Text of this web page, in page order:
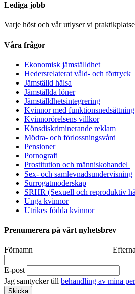
Lediga jobb
Varje höst och vår utlyser vi
Våra frågor
Ekonomisk jämställdhet
Hedersrelaterat våld- och förtryck
Jämställd hälsa
Jämställda löner
Jämställdhetsintegrering
Kvinnor med funktionsnedsättning
Kvinnorörelsens villkor
Könsdiskriminerande reklam
Mödra- och förlossningsvård
Pensioner
Pornografi
Prostitution och människohandel
Sex- och samlevnadsundervisning
Surrogatmoderskap
SRHR (Sexuell och reproduktiv
Unga kvinnor
Utrikes födda kvinnor
Prenumerera på vårt nyhetsbrev
Förnamn
E-post
Jag samtycker till behandling av mina